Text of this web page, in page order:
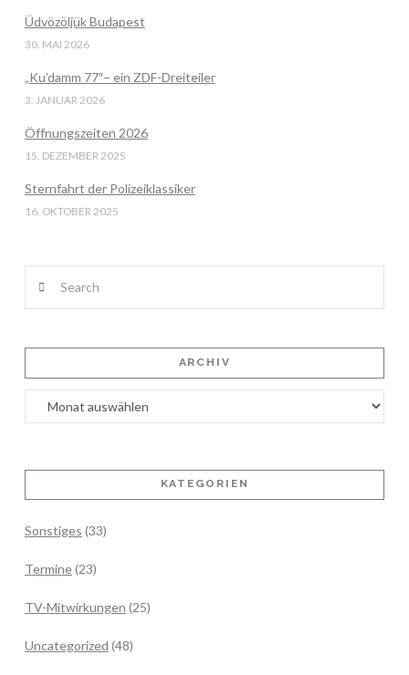
Üdvözöljük Budapest
30. MAI 2026
„Ku’damm 77″– ein ZDF-Dreiteiler
3. JANUAR 2026
Öffnungszeiten 2026
15. DEZEMBER 2025
Sternfahrt der Polizeiklassiker
16. OKTOBER 2025
ARCHIV
Archiv
KATEGORIEN
Sonstiges (33)
Termine(23)
TV-Mitwirkungen (25)
Uncategorized (48)